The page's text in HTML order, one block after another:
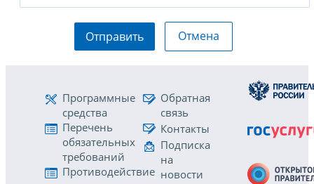
Отправить Отмена
Программные
средства
Перечень
обязательных
требований
Противодействие
Обратная
связь
Контакты
Подписка
на
новости